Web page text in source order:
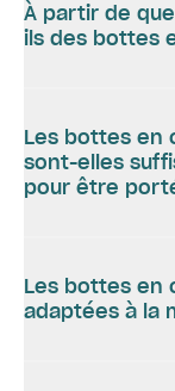
À partir de
ils des bottes
Les bottes en
sont-elles
pour être
Les bottes en
adaptées à la